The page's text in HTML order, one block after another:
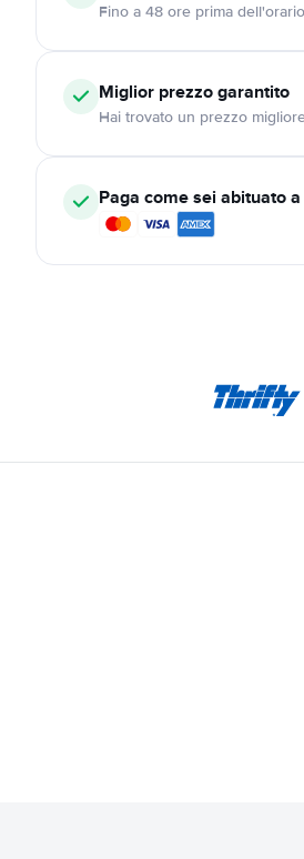
Fino a 48 ore prima
Miglior prezzo garantito
Hai trovato un prezzo
Paga come sei abituato